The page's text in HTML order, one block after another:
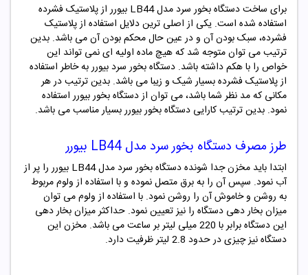
برای ساخت دستگاه بخور سرد مدل LB44 بیورر از پلاستیک فشرده
استفاده شده است. یکی از اصلی ترین دلایل استفاده از پلاستیک
فشرده، سبک بودن آن و در عین حال محکم بودن آن می باشد. بدین
ترتیب می توان متوجه شد که هیچ ماده اولیه ای نمی تواند این
خواص را با هکم داشته باشد. دستگاه بخور سردبیورربه خاطر استفاده
از پلاستیک فشرده بسیار شیک و زیبا می باشد. بدین ترتیب در هر
مکانی که مد نظر شما باشد، می توان از دستگاه بخوربیورر استفاده
نمود. بدین ترتیب کارایی دستگاه بخوربیورربسیار مناسب می باشد.
طرز مصرف دستگاه بخور سرد مدل LB44 بیورر
ابتدا باید مخزن جدا شونده دستگاه بخور سرد مدل LB44 بیورر را پر از
آب نمود. سپس آن را به برق متصل نموده و با استفاده از ولوم مربوط
به روشن و خاموش آن را روشن نمود. با استفاده از ولوم می توان
میزان بخار دهی دستگاه را نیز تعیین نمود. حداکثر میزان بخار دهی
این دستگاه برابر با 220 میلی لیتر بر ساعت می باشد. مخزن این
دستگاه نیز چیزی در حدود 2.8 لیتر ظرفیت دارد.